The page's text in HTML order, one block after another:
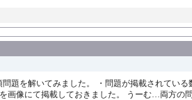
題を解いてみました。 ・問題が掲載されている
て掲載しておきました。 うーむ…両方の問